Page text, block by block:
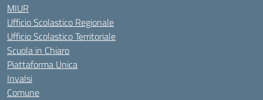
MIUR
Ufficio Scolastico Regionale
Ufficio Scolastico Territoriale
Scuola in Chiaro
Piattaforma Unica
Invalsi
Comune